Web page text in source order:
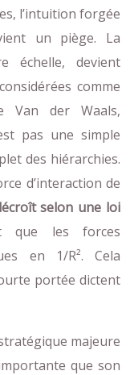
l’intuition forgée
un piège. La
échelle, devient
comme
Van der Waals,
pas une simple
des hiérarchies.
d’interaction de
selon une loi
que les forces
en 1/R². Cela
portée dictent
majeure
que son